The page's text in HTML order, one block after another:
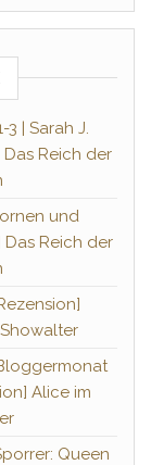
| Sarah J.
Das Reich der
und
Das Reich der
Alice im
Queen